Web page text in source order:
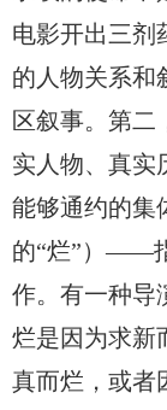
电影开出三
的人物关系和
区叙事。第
实人物、真实
能够通约的集
的“烂”）——
作。有一种导
烂是因为求新
真而烂，或者